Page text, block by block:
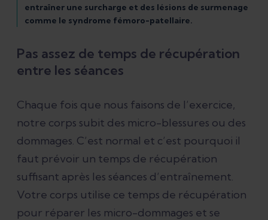
entraîner une surcharge et des lésions de surmenage
comme le syndrome fémoro-patellaire.
Pas assez de temps de récupération
entre les séances
Chaque fois que nous faisons de l’exercice,
notre corps subit des micro-blessures ou des
dommages. C’est normal et c’est pourquoi il
faut prévoir un temps de récupération
suffisant après les séances d’entraînement.
Votre corps utilise ce temps de récupération
pour réparer les micro-dommages et se